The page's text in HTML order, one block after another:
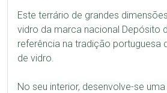
Este terrário de grandes
vidro da marca nacional Depósito
referência na tradição portuguesa
de vidro.
No seu interior, desenvolve-se